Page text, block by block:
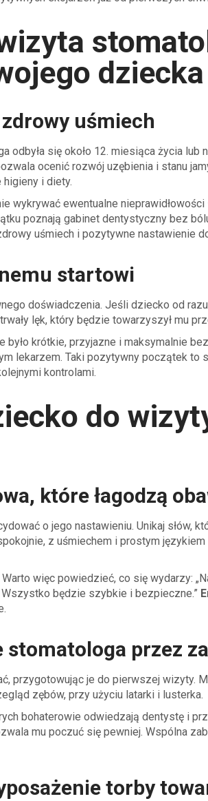
dziecka
uśmiech
się około 12. miesiąca życia lub
ocenić rozwój uzębienia i stanu
i diety.
wykrywać ewentualne
poznają gabinet dentystyczny bez
uśmiech i pozytywne nastawienie
startowi
doświadczenia. Jeśli dziecko od
lęk, który będzie towarzyszył mu
krótkie, przyjazne i maksymalnie
lekarzem. Taki pozytywny początek to
kontrolami.
do
które łagodzą
o jego nastawieniu. Unikaj słów,
z uśmiechem i prostym językiem
więc powiedzieć, co się wydarzy:
będzie szybkie i bezpieczne.”
przez
przygotowując je do pierwszej wizyty.
zębów, przy użyciu latarki i lusterka.
bohaterowie odwiedzają dentystę i
mu poczuć się pewniej. Wspólna
torby